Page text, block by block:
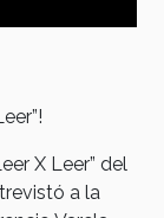
X Leer” del
a la